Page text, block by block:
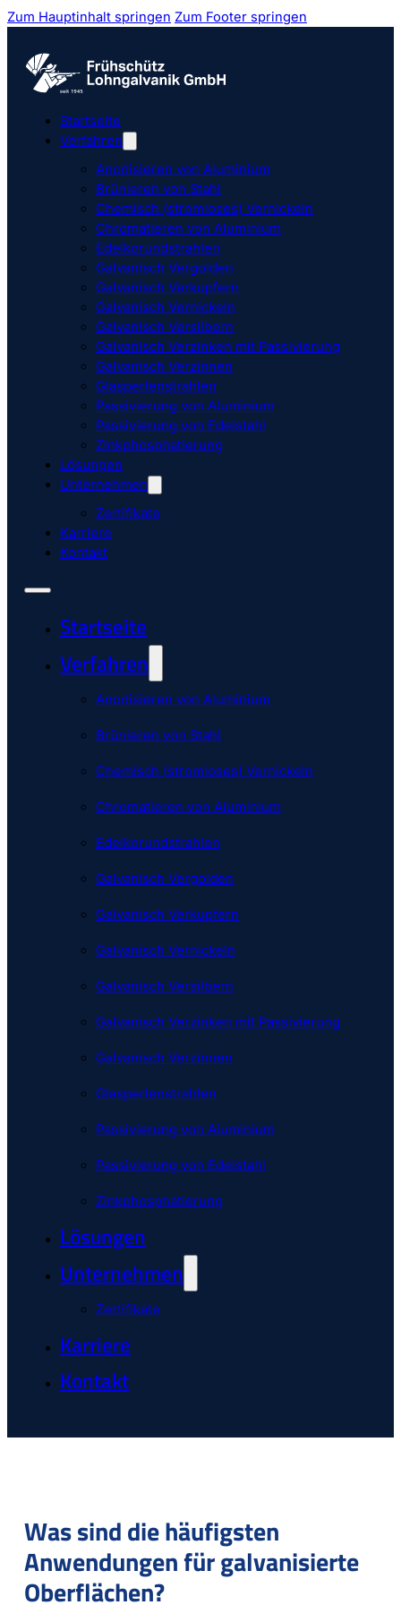
Zum Hauptinhalt springen Zum Footer springen
Startseite
Verfahren
Anodisieren von Aluminium
Brünieren von Stahl
Chemisch (stromloses) Vernickeln
Chromatieren von Aluminium
Edelkorundstrahlen
Galvanisch Vergolden
Galvanisch Verkupfern
Galvanisch Vernickeln
Galvanisch Versilbern
Galvanisch Verzinken mit Passivierung
Galvanisch Verzinnen
Glasperlenstrahlen
Passivierung von Aluminium
Passivierung von Edelstahl
Zinkphosphatierung
Lösungen
Unternehmen
Zertifikate
Karriere
Kontakt
Startseite
Verfahren
Anodisieren von Aluminium
Brünieren von Stahl
Chemisch (stromloses) Vernickeln
Chromatieren von Aluminium
Edelkorundstrahlen
Galvanisch Vergolden
Galvanisch Verkupfern
Galvanisch Vernickeln
Galvanisch Versilbern
Galvanisch Verzinken mit Passivierung
Galvanisch Verzinnen
Glasperlenstrahlen
Passivierung von Aluminium
Passivierung von Edelstahl
Zinkphosphatierung
Lösungen
Unternehmen
Zertifikate
Karriere
Kontakt
Was sind die häufigsten
Anwendungen für galvanisierte
Oberflächen?